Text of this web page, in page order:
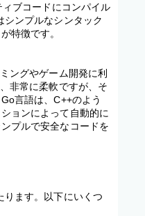
ブコードにコンパイル
ンプルなシンタック
特徴です。
ングやゲーム開発に利
非常に柔軟ですが、そ
言語は、C++のよう
ョンによって自動的に
プルで安全なコードを
ります。以下にいくつ